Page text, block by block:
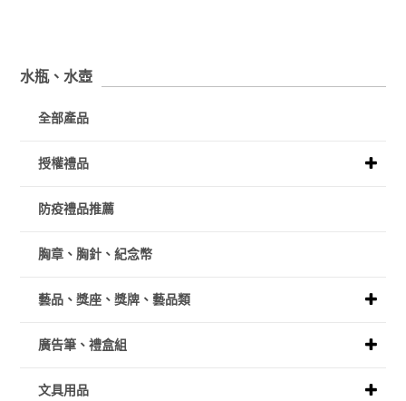
水瓶、水壺
全部產品
授權禮品
防疫禮品推薦
胸章、胸針、紀念幣
藝品、獎座、獎牌、藝品類
廣告筆、禮盒組
文具用品